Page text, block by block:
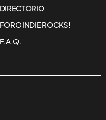
DIRECTORIO
FORO INDIE ROCKS!
F.A.Q.